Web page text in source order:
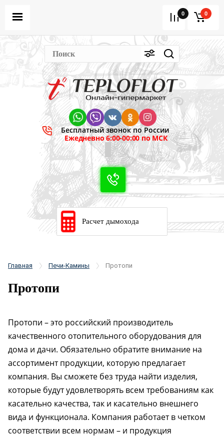
0 0
Бесплатный звонок по России
Ежедневно 6:00-00:00 по МСК
Расчет дымохода
Главная Печи-Камины Протопи
Протопи
Протопи – это российский производитель
качественного отопительного оборудования для
дома и дачи. Обязательно обратите внимание на
ассортимент продукции, которую предлагает
компания. Вы сможете без труда найти изделия,
которые будут удовлетворять всем требованиям как
касательно качества, так и касательно внешнего
вида и функционала. Компания работает в четком
соответствии всем нормам – и продукция